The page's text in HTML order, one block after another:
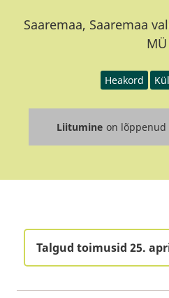
Saaremaa, Saaremaa
MÜ
Heakord
Liitumine on lõppenud
Talgud toimusid 25.